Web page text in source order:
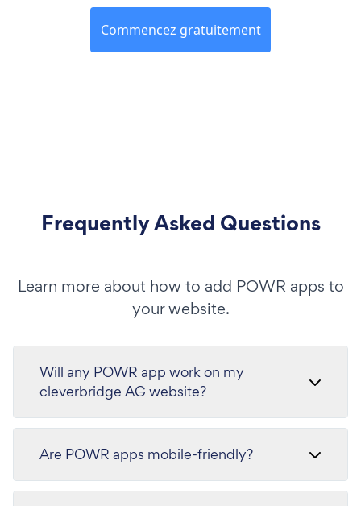
Commencez gratuitement
Frequently Asked Questions
Learn more about how to add POWR apps to
your website.
Will any POWR app work on my
cleverbridge AG website?
Are POWR apps mobile-friendly?